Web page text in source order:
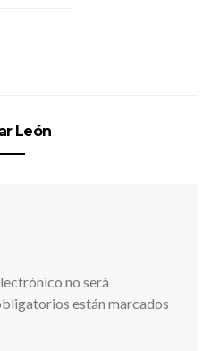
León
no será
están marcados